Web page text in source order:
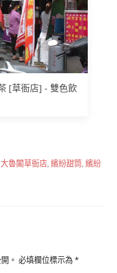
[草衙店] - 雙色飲
大魯閣草衙店,繽紛甜筒,繽紛
。 必填欄位標示為*